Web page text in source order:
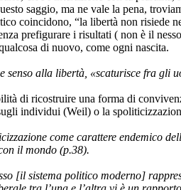
saggio, ma ne vale la pena,
coincidono, “la libertà non risiede
prefigurare i risultati ( non è il
di nuovo, come ogni nascita.
alla libertà, «scaturisce fra gli
di ricostruire una forma di
individui (Weil) o la
come carattere endemico
il mondo (p.38).
[il sistema politico moderno]